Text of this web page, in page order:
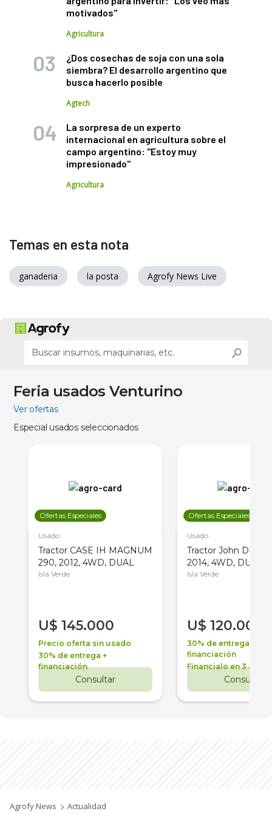
motivados"
Agricultura
¿Dos cosechas de soja con una sola
siembra? El desarrollo argentino que
busca hacerlo posible
Agtech
La sorpresa de un experto
internacional en agricultura sobre el
campo argentino: "Estoy muy
impresionado"
Agricultura
Temas en esta nota
ganaderia la posta Agrofy News Live
Feria usados Venturino
Ver ofertas
Especial usados seleccionados
Ofertas Especiales
Usado
Tractor CASE IH MAGNUM
290, 2012, 4WD, DUAL
Isla Verde
U$ 145.000
Precio oferta sin usado
30% de entrega +
financiación
Consultar
Ofertas Especiales
Usado
Tractor John Deere
2014, 4WD, DUAL
Isla Verde
U$ 120.000
30% de entrega +
financiación
Financialo en 3 años
Consultar
Agrofy News Actualidad